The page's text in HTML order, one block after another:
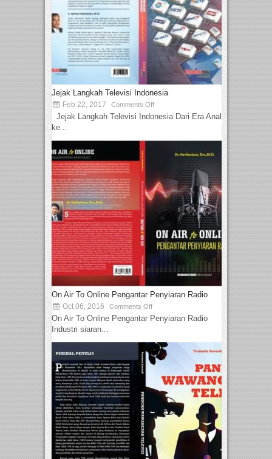
Jejak Langkah Televisi Indonesia
Feb 22, 2017 Comments Off
Jejak Langkah Televisi Indonesia Dari Era Analog
ke...
On Air To Online Pengantar Penyiaran Radio
Oct 06, 2016 Comments Off
On Air To Online Pengantar Penyiaran Radio
Industri siaran...